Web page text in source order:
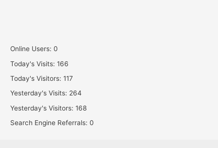
Online Users:0
Today's Visits:166
Today's Visitors:117
Yesterday's Visits: 264
Yesterday's Visitors:168
Search Engine Referrals:0